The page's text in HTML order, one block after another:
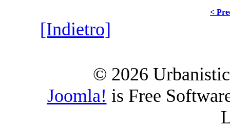
<
[Indietro]
© 2026
Joomla! is Free